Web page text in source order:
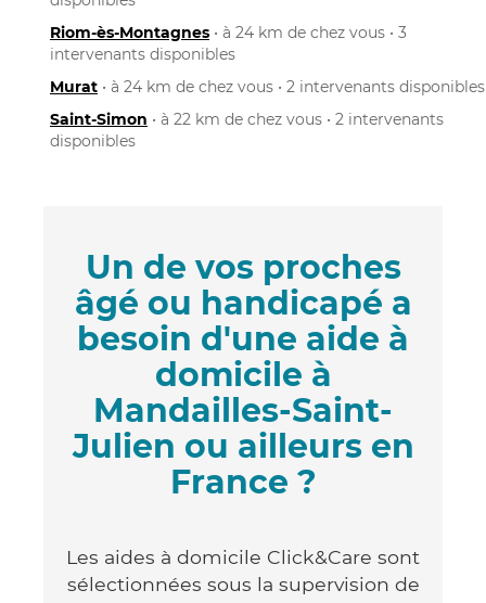
Riom-ès-Montagnes • à 24 km de chez vous • 3
intervenants disponibles
Murat • à 24 km de chez vous • 2 intervenants disponibles
Saint-Simon • à 22 km de chez vous • 2 intervenants
disponibles
Un de vos proches
âgé ou handicapé a
besoin d'une aide à
domicile à
Mandailles-Saint-
Julien ou ailleurs en
France ?
Les aides à domicile Click&Care sont
sélectionnées sous la supervision de